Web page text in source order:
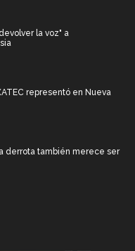
la voz" a
representó en Nueva
derrota también merece ser